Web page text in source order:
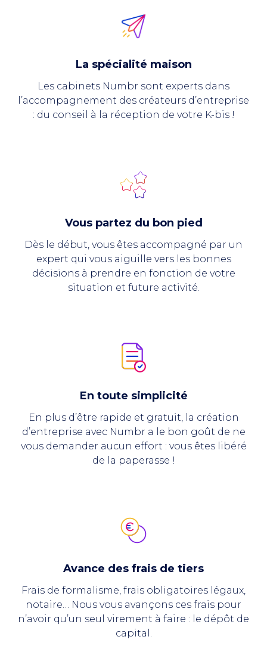
La spécialité maison
Les cabinets Numbr sont experts dans
l’accompagnement des créateurs d’entreprise
: du conseil à la réception de votre K-bis !
Vous partez du bon pied
Dès le début, vous êtes accompagné par un
expert qui vous aiguille vers les bonnes
décisions à prendre en fonction de votre
situation et future activité.
En toute simplicité
En plus d’être rapide et gratuit, la création
d’entreprise avec Numbr a le bon goût de ne
vous demander aucun effort : vous êtes libéré
de la paperasse !
Avance des frais de tiers
Frais de formalisme, frais obligatoires légaux,
notaire… Nous vous avançons ces frais pour
n’avoir qu’un seul virement à faire : le dépôt de
capital.